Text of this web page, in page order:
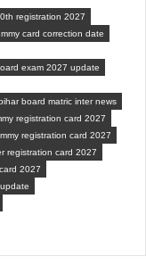
registration 2027
card correction date
exam 2027 update
board matric inter news
registration card 2027
registration card 2027
registration card 2027
2027